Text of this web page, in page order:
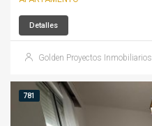
Detalles
Golden Proyectos Inmobiliarios
781